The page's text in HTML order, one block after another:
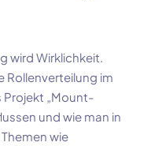
wird Wirklichkeit.
Rollenverteilung im
Projekt „Mount-
und wie man in
wie